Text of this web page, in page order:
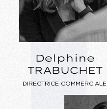
Delphine
TRABUCHET
DIRECTRICE COMMERCIALE